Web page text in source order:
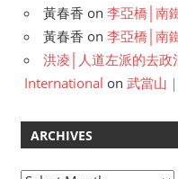
黃春香 on 李亞橋│南
黃春香 on 李亞橋│南
洪凌│人道左派的去
International on 武當山
ARCHIVES